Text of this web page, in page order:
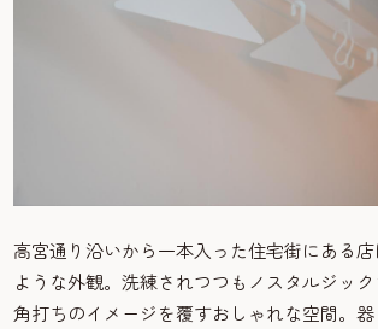
高宮通り沿いから一本入った住宅街にある
ような外観。洗練されつつもノスタルジッ
角打ちのイメージを覆すおしゃれな空間。